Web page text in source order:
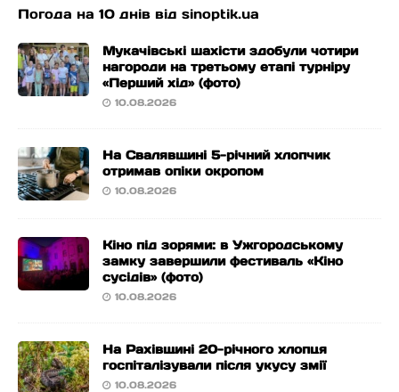
Погода на 10 днів від sinoptik.ua
Мукачівські шахісти здобули чотири
нагороди на третьому етапі турніру
«Перший хід» (фото)
10.08.2026
На Свалявщині 5-річний хлопчик
отримав опіки окропом
10.08.2026
Кіно під зорями: в Ужгородському
замку завершили фестиваль «Кіно
сусідів» (фото)
10.08.2026
На Рахівщині 20-річного хлопця
госпіталізували після укусу змії
10.08.2026